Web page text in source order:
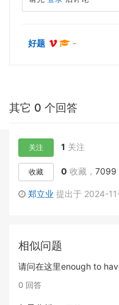
好题 -
其它 0 个回答
关注 1 关注
收藏 0 收藏， 7099
郑立业 提出于 2024-
相似问题
请问在这里enough to
0 回答